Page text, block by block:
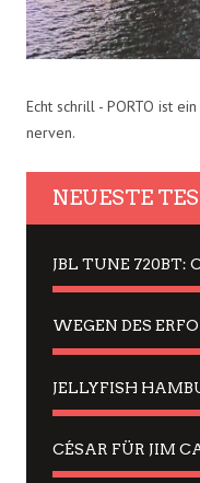
Echt schrill - PORTO ist
nerven.
NEUESTE